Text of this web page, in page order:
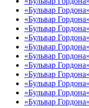
«Бульвар
«Бульвар
«Бульвар
«Бульвар
«Бульвар
«Бульвар
«Бульвар
«Бульвар
«Бульвар
«Бульвар
«Бульвар